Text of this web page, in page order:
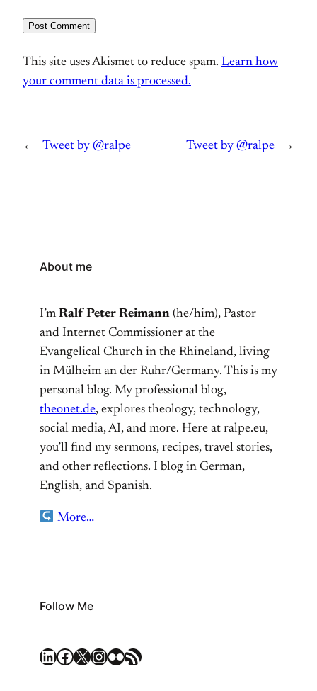
This site uses Akismet to reduce spam. Learn how
your comment data is processed.
← Tweet by @ralpe Tweet by @ralpe →
About me
I’m Ralf Peter Reimann (he/him), Pastor
and Internet Commissioner at the
Evangelical Church in the Rhineland, living
in Mülheim an der Ruhr/Germany. This is my
personal blog. My professional blog,
theonet.de, explores theology, technology,
social media, AI, and more. Here at ralpe.eu,
you’ll find my sermons, recipes, travel stories,
and other reflections. I blog in German,
English, and Spanish.
More…
Follow Me
LinkedIn Facebook X Instagram Flickr RSS Feed